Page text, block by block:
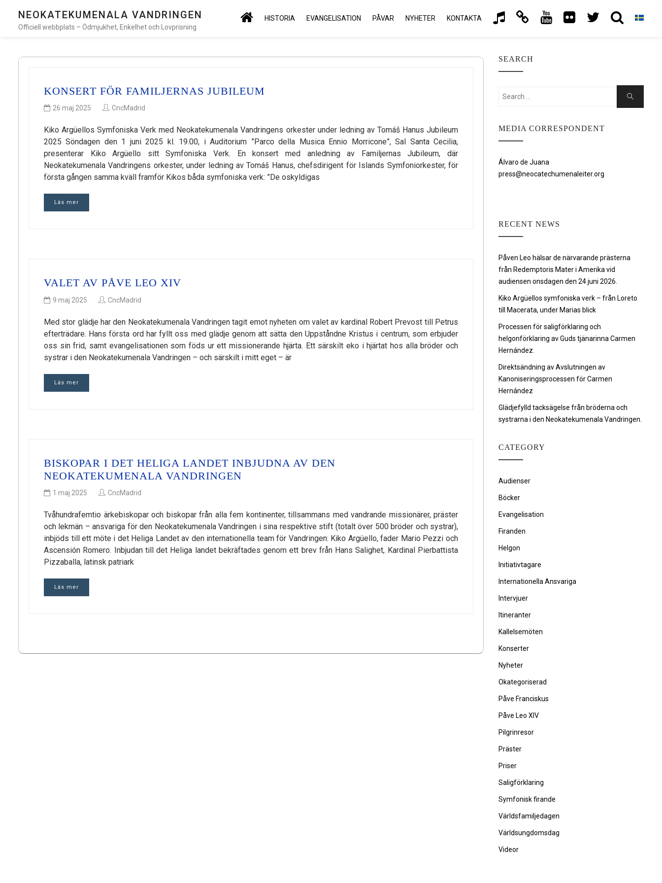
NEOKATEKUMENALA VANDRINGEN
Officiell webbplats – Ödmjukhet, Enkelhet och Lovprisning
HISTORIA EVANGELISATION PÅVAR NYHETER KONTAKTA
KONSERT FÖR FAMILJERNAS JUBILEUM
26 maj 2025 CncMadrid
Kiko Argüellos Symfoniska Verk med Neokatekumenala Vandringens orkester under ledning av Tomáš Hanus Jubileum
2025 Söndagen den 1 juni 2025 kl. 19.00, i Auditorium ”Parco della Musica Ennio Morricone”, Sal Santa Cecilia,
presenterar Kiko Argüello sitt Symfoniska Verk. En konsert med anledning av Familjernas Jubileum, där
Neokatekumenala Vandringens orkester, under ledning av Tomáš Hanus, chefsdirigent för Islands Symfoniorkester, för
första gången samma kväll framför Kikos båda symfoniska verk: ”De oskyldigas
Läs mer
VALET AV PÅVE LEO XIV
9 maj 2025 CncMadrid
Med stor glädje har den Neokatekumenala Vandringen tagit emot nyheten om valet av kardinal Robert Prevost till Petrus
efterträdare. Hans första ord har fyllt oss med glädje genom att sätta den Uppståndne Kristus i centrum, som erbjuder
oss sin frid, samt evangelisationen som föds ur ett missionerande hjärta. Ett särskilt eko i hjärtat hos alla bröder och
systrar i den Neokatekumenala Vandringen – och särskilt i mitt eget – är
Läs mer
BISKOPAR I DET HELIGA LANDET INBJUDNA AV DEN
NEOKATEKUMENALA VANDRINGEN
1 maj 2025 CncMadrid
Tvåhundrafemtio ärkebiskopar och biskopar från alla fem kontinenter, tillsammans med vandrande missionärer, präster
och lekmän – ansvariga för den Neokatekumenala Vandringen i sina respektive stift (totalt över 500 bröder och systrar),
inbjöds till ett möte i det Heliga Landet av den internationella team för Vandringen: Kiko Argüello, fader Mario Pezzi och
Ascensión Romero. Inbjudan till det Heliga landet bekräftades genom ett brev från Hans Salighet, Kardinal Pierbattista
Pizzaballa, latinsk patriark
Läs mer
SEARCH
Search
Search
MEDIA CORRESPONDENT
Álvaro de Juana
press@neocatechumenaleiter.org
RECENT NEWS
Påven Leo hälsar de närvarande prästerna
från Redemptoris Mater i Amerika vid
audiensen onsdagen den 24 juni 2026.
Kiko Argüellos symfoniska verk – från Loreto
till Macerata, under Marias blick
Processen för saligförklaring och
helgonförklaring av Guds tjänarinna Carmen
Hernández.
Direktsändning av Avslutningen av
Kanoniseringsprocessen för Carmen
Hernández
Glädjefylld tacksägelse från bröderna och
systrarna i den Neokatekumenala Vandringen.
CATEGORY
Audienser
Böcker
Evangelisation
Firanden
Helgon
Initiativtagare
Internationella Ansvariga
Intervjuer
Itineranter
Kallelsemöten
Konserter
Nyheter
Okategoriserad
Påve Franciskus
Påve Leo XIV
Pilgrinresor
Präster
Priser
Saligförklaring
Symfonisk firande
Världsfamiljedagen
Världsungdomsdag
Videor